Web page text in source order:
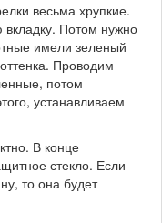
весьма хрупкие.
вкладку. Потом нужно
имели зеленый
Проводим
потом
устанавливаем
В конце
стекло. Если
то она будет